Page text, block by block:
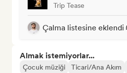
Trip Tease
Çalma listesine eklendi
Almak istemiyorlar...
Çocuk müziği Ticari/Ana Akım